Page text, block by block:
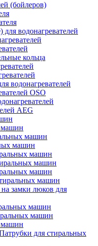
(бойлеров)
для водонагревателей
кольца
водонагревателей
OSO
AEG
машин
машин
машин
машин
машин
машин
машин
замки люков для
машин
машин
для стиральных